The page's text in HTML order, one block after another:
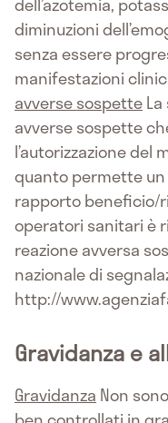
diminuzioni
senza essere
manifestazioni
avverse sospette
avverse sospette
l’autorizzazione del
quanto permette
rapporto beneficio/
operatori sanitari è
reazione avversa
nazionale di
http://
Gravidanza e
Gravidanza Non